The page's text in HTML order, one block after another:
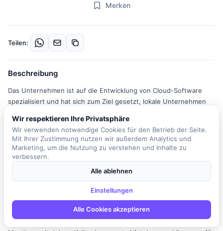
Merken
Teilen:
Beschreibung
Das Unternehmen ist auf die Entwicklung von Cloud-Software
spezialisiert und hat sich zum Ziel gesetzt, lokale Unternehmen
Lösungen erfolgreicher zu machen. In dieser spannenden Rolle
arbeitest du gemeinsam im Team an der Entwicklung neuer
Features, die von Zahlungsmöglichkeiten über Bondrucker bis hin
zur Online-Terminbuchung reichen. Deine Kreativität und
technisches Wissen sind gefragt, um innovative Lösungen zu
schaffen, die den Bedürfnissen der Kunden gerecht werden.
Dabei ist es wichtig, dass du nicht nur Konzepte umsetzt,
sondern aktiv an deren Entwicklung mitwirkst. Unit-Testing,
Clean-Code-Prinzipien und Design Patterns sind für die
Erweiterbarkeit der Plattform unerlässlich. In regelmäßigen
Wir respektieren Ihre Privatsphäre
Wir verwenden notwendige Cookies für den Betrieb der Seite.
Mit Ihrer Zustimmung nutzen wir außerdem Analytics und
Marketing, um die Nutzung zu verstehen und Inhalte zu
verbessern.
Alle ablehnen
Einstellungen
Alle Cookies akzeptieren